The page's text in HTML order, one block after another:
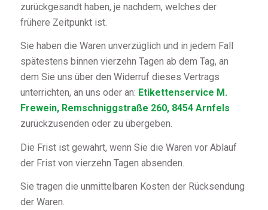
zurückgesandt haben, je nachdem, welches der
frühere Zeitpunkt ist.
Sie haben die Waren unverzüglich und in jedem Fall
spätestens binnen vierzehn Tagen ab dem Tag, an
dem Sie uns über den Widerruf dieses Vertrags
unterrichten, an uns oder an: Etikettenservice M.
Frewein, Remschniggstraße 260, 8454 Arnfels
zurückzusenden oder zu übergeben.
Die Frist ist gewahrt, wenn Sie die Waren vor Ablauf
der Frist von vierzehn Tagen absenden.
Sie tragen die unmittelbaren Kosten der Rücksendung
der Waren.